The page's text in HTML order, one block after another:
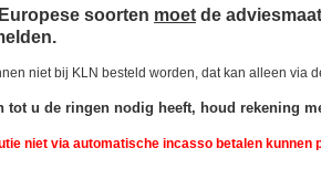
soorten moet de
niet bij KLN besteld worden, dat kan alleen via
tot u de ringen nodig heeft, houd rekening
niet via automatische incasso betalen